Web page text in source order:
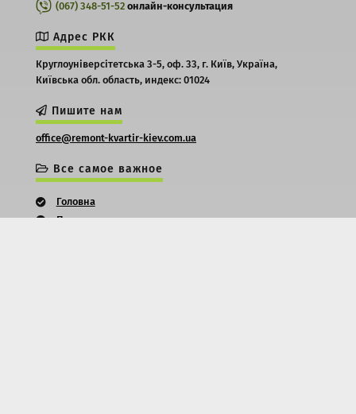
(067) 348-51-52 онлайн-консультация
Адрес РКК
Круглоуніверсітетська 3-5, оф. 33, г. Київ, Україна,
Київська обл. область, индекс: 01024
Пишите нам
office@remont-kvartir-kiev.com.ua
Все самое важное
Головна
Про нас